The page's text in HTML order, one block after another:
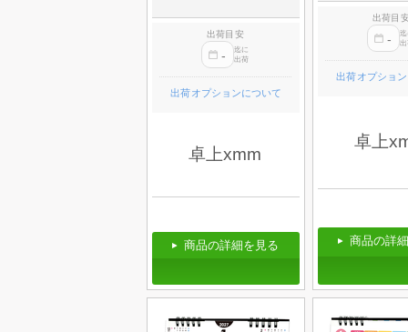
出荷目安
-
迄に
出荷
出荷オプションについて
卓上xmm
商品の詳細を見る
出荷目
-
出荷オプショ
卓上
商品の詳